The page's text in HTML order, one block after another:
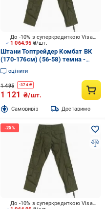
1 064.95 ₴/шт.
До -10% з суперкредиткою Visa Вигода
Штани Топтрейдер Комбат ВК
(170-176см) (56-58) темна -
олива р.XL
оцінити
1 495 -374₴
1 121 ₴/шт.
Cамовивіз Доставимо
До -10% з суперкредиткою Visa Вигода